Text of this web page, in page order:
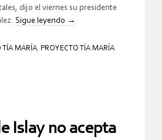
dijo el viernes su presidente
Sigue leyendo →
TÍA MARÍA, PROYECTO TÍA MARÍA
Islay no acepta